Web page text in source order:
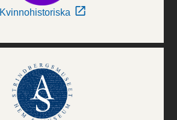
Kvinnohistoriska